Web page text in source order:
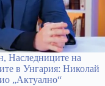
Наследниците на
в Унгария: Николай
„Актуално“